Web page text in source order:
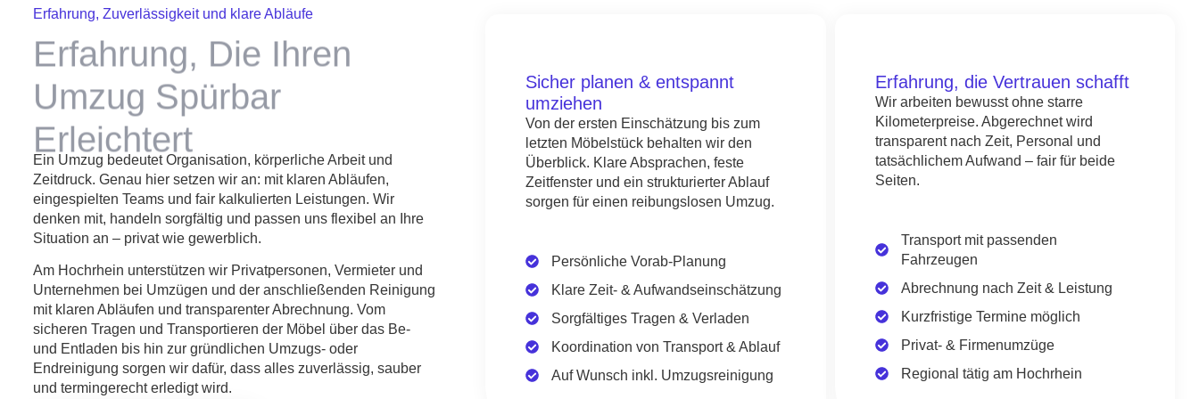
Erfahrung, Zuverlässigkeit und klare Abläufe
Erfahrung, Die Ihren
Umzug Spürbar
Erleichtert
Ein Umzug bedeutet Organisation, körperliche Arbeit und
Zeitdruck. Genau hier setzen wir an: mit klaren Abläufen,
eingespielten Teams und fair kalkulierten Leistungen. Wir
denken mit, handeln sorgfältig und passen uns flexibel an Ihre
Situation an – privat wie gewerblich.
Am Hochrhein unterstützen wir Privatpersonen, Vermieter und
Unternehmen bei Umzügen und der anschließenden Reinigung
mit klaren Abläufen und transparenter Abrechnung. Vom
sicheren Tragen und Transportieren der Möbel über das Be-
und Entladen bis hin zur gründlichen Umzugs- oder
Endreinigung sorgen wir dafür, dass alles zuverlässig, sauber
und termingerecht erledigt wird.
Sicher planen & entspannt
umziehen
Von der ersten Einschätzung bis zum
letzten Möbelstück behalten wir den
Überblick. Klare Absprachen, feste
Zeitfenster und ein strukturierter Ablauf
sorgen für einen reibungslosen Umzug.
Persönliche Vorab-Planung
Klare Zeit- & Aufwandseinschätzung
Sorgfältiges Tragen & Verladen
Koordination von Transport & Ablauf
Auf Wunsch inkl. Umzugsreinigung
Erfahrung, die Vertrauen schafft
Wir arbeiten bewusst ohne starre
Kilometerpreise. Abgerechnet wird
transparent nach Zeit, Personal und
tatsächlichem Aufwand – fair für beide
Seiten.
Transport mit passenden
Fahrzeugen
Abrechnung nach Zeit & Leistung
Kurzfristige Termine möglich
Privat- & Firmenumzüge
Regional tätig am Hochrhein